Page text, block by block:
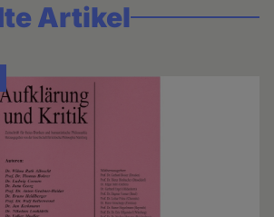
Artikel